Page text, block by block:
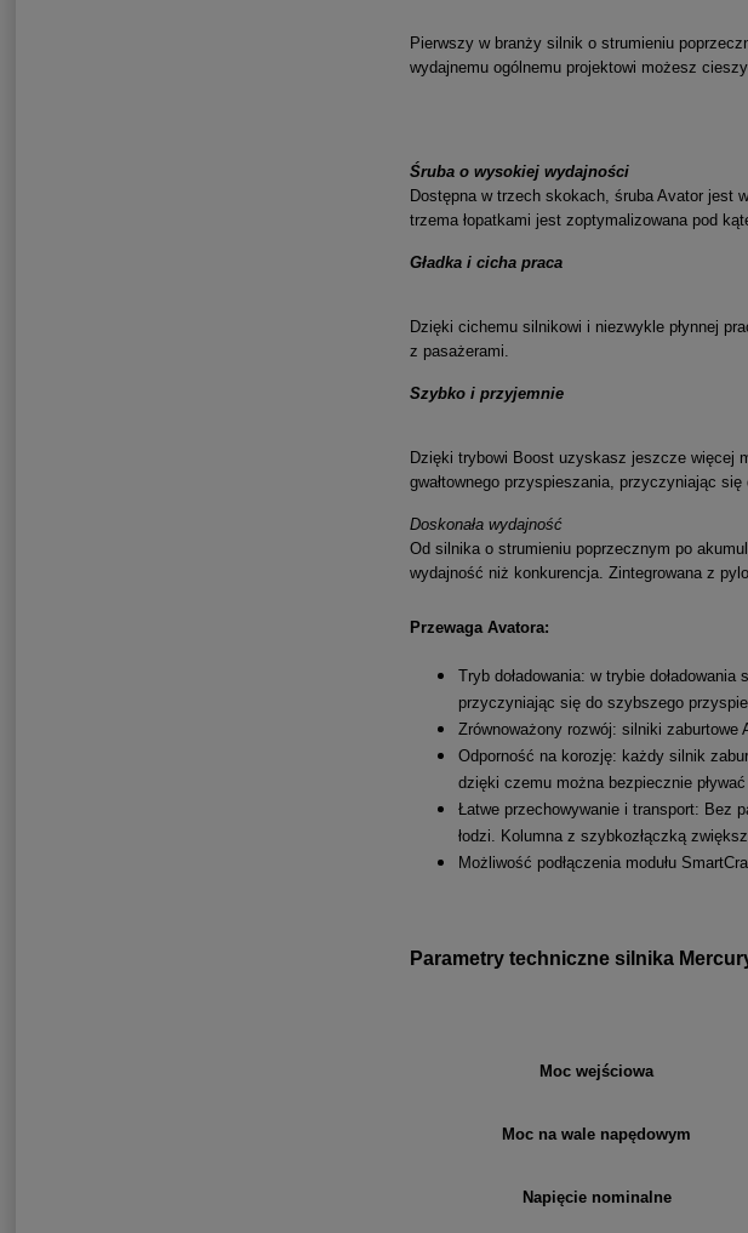
Pierwszy w branży silnik o strumieniu
wydajnemu ogólnemu projektowi możesz
Śruba o wysokiej wydajności
Dostępna w trzech skokach, śruba Avator jest
trzema łopatkami jest zoptymalizowana pod
Gładka i cicha praca
Dzięki cichemu silnikowi i niezwykle płynnej
z pasażerami.
Szybko i przyjemnie
Dzięki trybowi Boost uzyskasz jeszcze więcej
gwałtownego przyspieszania, przyczyniając
Doskonała wydajność
Od silnika o strumieniu poprzecznym po
wydajność niż konkurencja. Zintegrowana z
Przewaga Avatora:
Tryb doładowania: w trybie
przyczyniając się do szybszego
Zrównoważony rozwój: silniki zaburtowe
Odporność na korozję: każdy silnik
dzięki czemu można bezpiecznie
Łatwe przechowywanie i transport: Bez
łodzi. Kolumna z szybkozłączką
Możliwość podłączenia modułu
Parametry techniczne silnika
Moc wejściowa
Moc na wale napędowym
Napięcie nominalne